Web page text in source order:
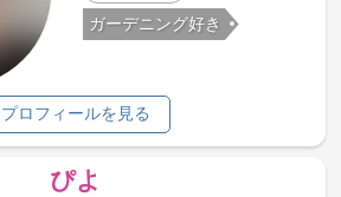
ガーデニング好き
プロフィールを見る
ぴよ